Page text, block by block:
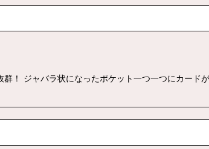
！ ジャバラ状になったポケット一つ一つにカード